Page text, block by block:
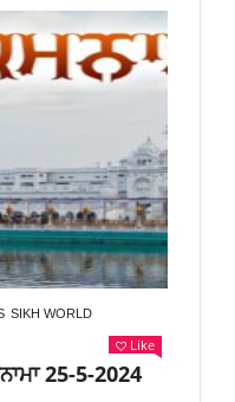
SIKH WORLD
Like
25-5-2024